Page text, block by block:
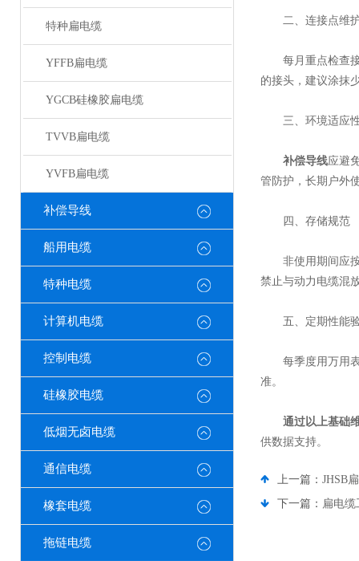
特种扁电缆
YFFB扁电缆
YGCB硅橡胶扁电缆
TVVB扁电缆
YVFB扁电缆
补偿导线
船用电缆
特种电缆
计算机电缆
控制电缆
硅橡胶电缆
低烟无卤电缆
通信电缆
橡套电缆
拖链电缆
二、连接点维
每月重点检查接
的接头，建议涂抹
三、环境适应
补偿导线应避
管防护，长期户外
四、存储规范
非使用期间应按
禁止与动力电缆混
五、定期性能
每季度用万用表
准。
通过以上基础维
供数据支持。
上一篇： JHSB
下一篇： 扁电